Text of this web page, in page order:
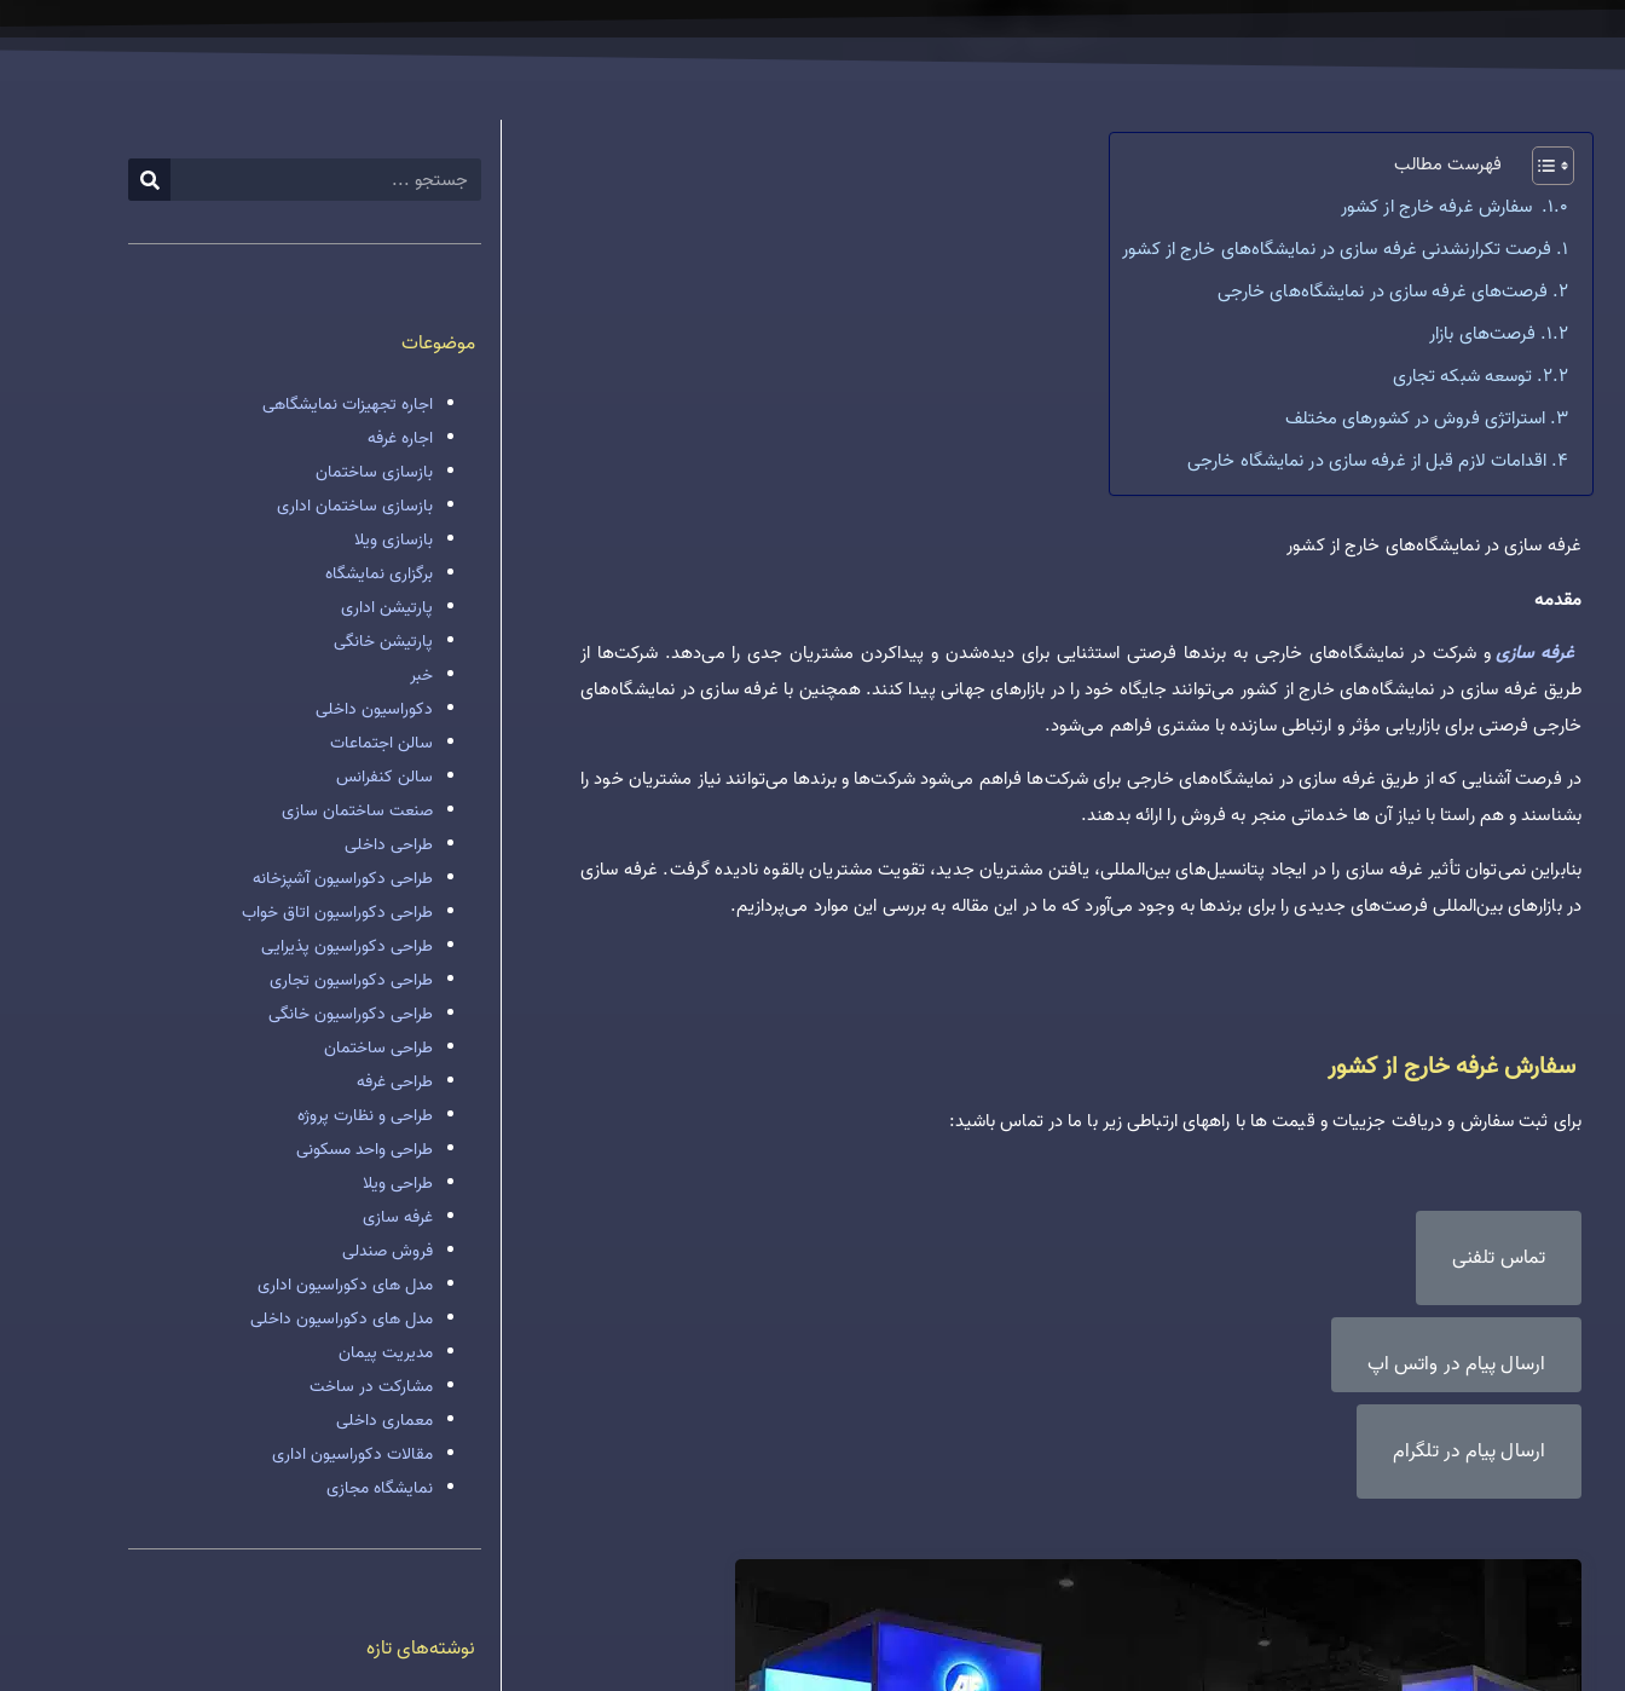
فهرست مطالب
سفارش غرفه خارج از کشور
فرصت تکرارنشدنی غرفه سازی در نمایشگاه‌های خارج از کشور
فرصت‌های غرفه سازی در نمایشگاه‌های خارجی
فرصت‌های بازار
توسعه شبکه تجاری
استراتژی فروش در کشورهای مختلف
اقدامات لازم قبل از غرفه سازی در نمایشگاه خارجی
غرفه سازی در نمایشگاه‌های خارج از کشور
مقدمه
غرفه سازیو شرکت در نمایشگاه‌های خارجی به برندها فرصتی استثنایی برای دیده‌شدن و پیداکردن مشتریان جدی را می‌دهد. شرکت‌ها از
طریق غرفه سازی در نمایشگاه‌های خارج از کشور می‌توانند جایگاه خود را در بازارهای جهانی پیدا کنند. همچنین با غرفه سازی در نمایشگاه‌های
خارجی فرصتی برای بازاریابی مؤثر و ارتباطی سازنده با مشتری فراهم می‌شود.
در فرصت آشنایی که از طریق غرفه سازی در نمایشگاه‌های خارجی برای شرکت‌ها فراهم می‌شود شرکت‌ها و برندها می‌توانند نیاز مشتریان خود را
بشناسند و هم راستا با نیاز آن ها خدماتی منجر به فروش را ارائه بدهند.
بنابراین نمی‌توان تأثیر غرفه سازی را در ایجاد پتانسیل‌های بین‌المللی، یافتن مشتریان جدید، تقویت مشتریان بالقوه نادیده گرفت. غرفه سازی
در بازارهای بین‌المللی فرصت‌های جدیدی را برای برندها به وجود می‌آورد که ما در این مقاله به بررسی این موارد می‌پردازیم.
سفارش غرفه خارج از کشور
برای ثبت سفارش و دریافت جزییات و قیمت ها با راههای ارتباطی زیر با ما در تماس باشید:
تماس تلفنی
ارسال پیام در واتس اپ
ارسال پیام در تلگرام
موضوعات
اجاره تجهیزات نمایشگاهی
اجاره غرفه
بازسازی ساختمان
بازسازی ساختمان اداری
بازسازی ویلا
برگزاری نمایشگاه
پارتیشن اداری
پارتیشن خانگی
خبر
دکوراسیون داخلی
سالن اجتماعات
سالن کنفرانس
صنعت ساختمان سازی
طراحی داخلی
طراحی دکوراسیون آشپزخانه
طراحی دکوراسیون اتاق خواب
طراحی دکوراسیون پذیرایی
طراحی دکوراسیون تجاری
طراحی دکوراسیون خانگی
طراحی ساختمان
طراحی غرفه
طراحی و نظارت پروژه
طراحی واحد مسکونی
طراحی ویلا
غرفه سازی
فروش صندلی
مدل های دکوراسیون اداری
مدل های دکوراسیون داخلی
مدیریت پیمان
مشارکت در ساخت
معماری داخلی
مقالات دکوراسیون اداری
نمایشگاه مجازی
نوشته‌های تازه